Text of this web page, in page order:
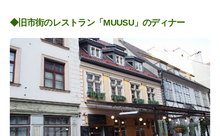
◆旧市街のレストラン「MUUSU」のディナー